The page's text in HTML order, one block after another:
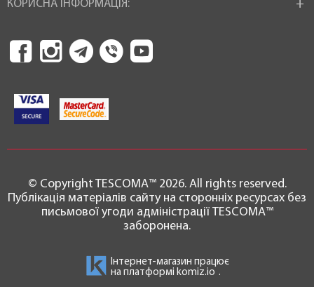
КОРИСНА ІНФОРМАЦІЯ:
© Copyright TESCOMA™ 2026. All rights reserved.
Публікація матеріалів сайту на сторонніх ресурсах без
письмової угоди адміністрації TESCOMA™
заборонена.
Інтернет-магазин працює
на платформі komiz.io .